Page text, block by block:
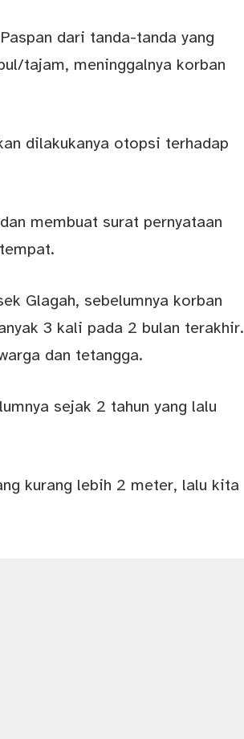
dari tanda-tanda yang
tajam, meninggalnya korban
dilakukanya otopsi terhadap
membuat surat pernyataan
Glagah, sebelumnya korban
3 kali pada 2 bulan terakhir.
dan tetangga.
sejak 2 tahun yang lalu
kurang lebih 2 meter, lalu kita